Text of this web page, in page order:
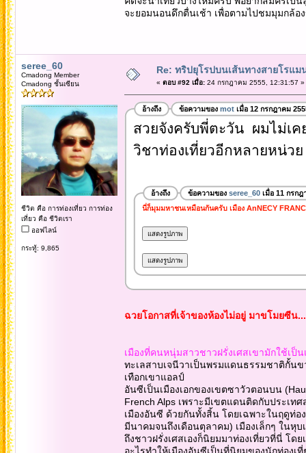
จะยอมนอนดึกตื่นเช้า เพื่อตามไปชมมุมกล้อ
seree_60
Cmadong Member
Cmadong ชั้นเซียน
ชีวิต คือ การท่องเที่ยว การท่อง
เที่ยว คือ ชีวิตเรา
ออฟไลน์
กระทู้: 9,865
Re: ทริปยุโรปบนเส้นทางสายโรแม
« ตอบ #92 เมื่อ:24 กรกฎาคม 2555, 12:31:57 »
อ้างถึง ข้อความของ motเมื่อ 12 กรกฎาคม
สวยจังครับพี่ตะวัน ผมไม่เ
วิชาท่องเที่ยวอีกหลายหน่ว
อ้างถึง ข้อความของ seree_60เมื่อ 11 กรกฎ
นี่ก็มุมมหาชนเหมือนกันครับ เมือง AnNECY
ฉวยโอกาสที่เจ้าของห้องไม่อยู่ มาขโมยซีน
เมืองที่คนหนุ่มสาวชาวฝรั่งเศสเขามักใช้เป็
ทะเลสาบเจนีวาเป็นพรมแดนธรรมชาติกั้นข
เทือกเขาแอลป์
อันซีเป็นเมืองเอกของเขตซาวัวตอนบน
French Alps เพราะมีเขตแดนติดกับประเท
เมืองอันซี ด้วยกันทั้งสิ้น โดยเฉพาะในฤดูท่อ
มีนาคมจนถึงเดือนตุลาคม) เมืองเล็กๆ ในหุ
ถึงชาวฝรั่งเศสเองก็นิยมมาท่องเที่ยวที่นี่ โ